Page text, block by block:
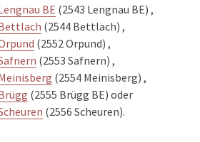
BE (2543 Lengnau BE) ,
(2544 Bettlach) ,
(2552 Orpund) ,
(2553 Safnern) ,
(2554 Meinisberg) ,
(2555 Brügg BE) oder
(2556 Scheuren).